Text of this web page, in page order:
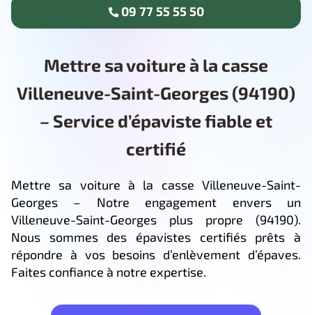
Mettre sa voiture à la casse
Villeneuve-Saint-Georges (94190)
– Service d’épaviste fiable et
certifié
Mettre sa voiture à la casse Villeneuve-Saint-
Georges – Notre engagement envers un
Villeneuve-Saint-Georges plus propre (94190).
Nous sommes des épavistes certifiés prêts à
répondre à vos besoins d’enlèvement d’épaves.
Faites confiance à notre expertise.
09 77 55 55 50